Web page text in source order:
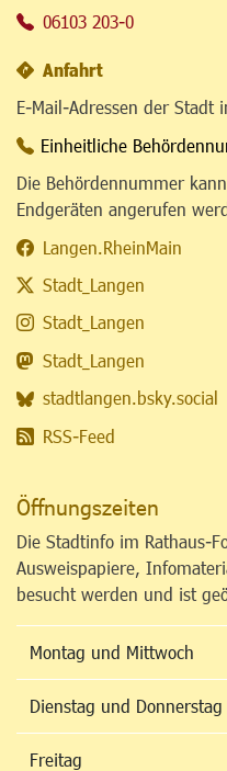
06103 203-0
Anfahrt
E-Mail-Adressen der Stadt
Einheitliche
Die Behördennummer
Endgeräten angerufen
Langen.RheinMain
Stadt_Langen
Stadt_Langen
Stadt_Langen
stadtlangen.bsky.social
RSS-Feed
Öffnungszeiten
Die Stadtinfo im Rathaus-
Ausweispapiere,
besucht werden und ist
Montag und Mittwoch
Dienstag und Donnerstag
Freitag